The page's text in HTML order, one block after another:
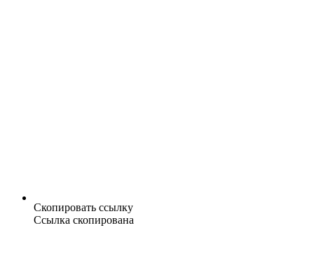
Скопировать ссылку
Ссылка скопирована